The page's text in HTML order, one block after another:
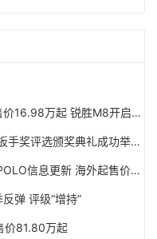
万起 锐胜M8开启预售
奖评选颁奖典礼成功举办
息更新 海外起售价24990欧
弹 评级“增持”
价81.80万起